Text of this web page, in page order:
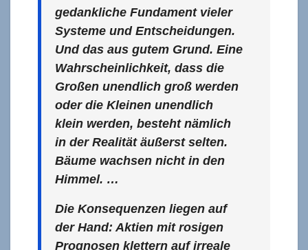
gedankliche Fundament vieler
Systeme und Entscheidungen.
Und das aus gutem Grund. Eine
Wahrscheinlichkeit, dass die
Großen unendlich groß werden
oder die Kleinen unendlich
klein werden, besteht nämlich
in der Realität äußerst selten.
Bäume wachsen nicht in den
Himmel. …
Die Konsequenzen liegen auf
der Hand: Aktien mit rosigen
Prognosen klettern auf irreale